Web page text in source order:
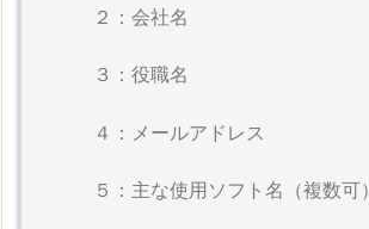
２：会社名
３：役職名
４：メールアドレス
５：主な使用ソフト名（複数可）